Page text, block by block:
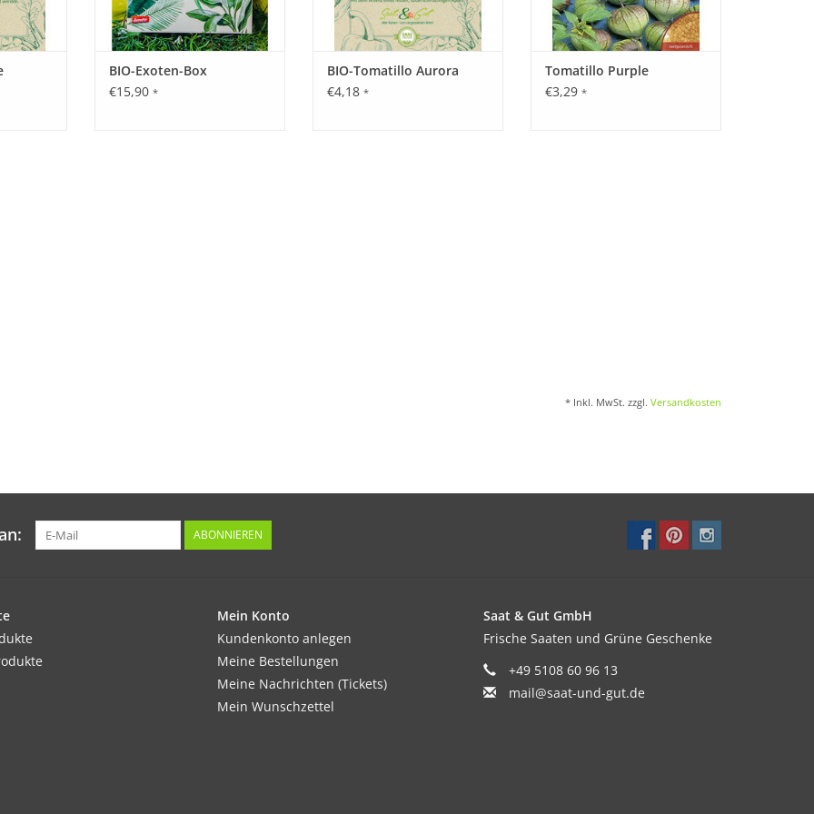
BIO-Exoten-Box
€15,90 *
BIO-Tomatillo Aurora
€4,18 *
Tomatillo Purple
€3,29 *
* Inkl. MwSt. zzgl. Versandkosten
ABONNIEREN
Mein Konto
Kundenkonto anlegen
Meine Bestellungen
Meine Nachrichten (Tickets)
Mein Wunschzettel
Saat & Gut GmbH
Frische Saaten und Grüne Geschenke
+49 5108 60 96 13
mail@saat-und-gut.de